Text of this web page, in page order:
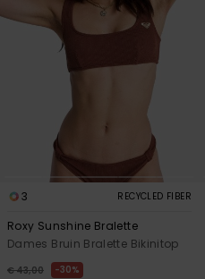
3 RECYCLED FIBER
Roxy Sunshine Bralette
Dames Bruin Bralette Bikinitop
€ 43,00 30%